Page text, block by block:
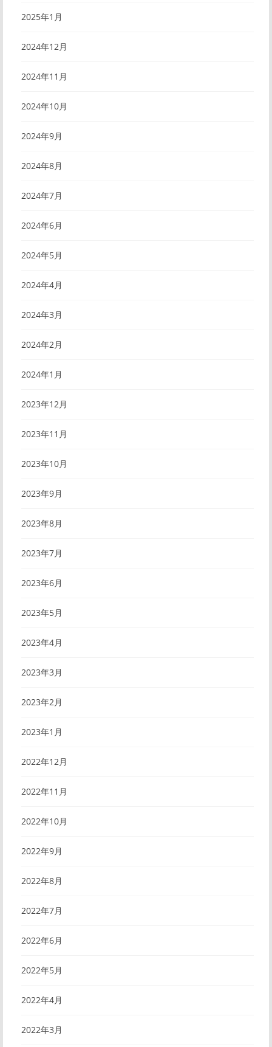
2025年1月
2024年12月
2024年11月
2024年10月
2024年9月
2024年8月
2024年7月
2024年6月
2024年5月
2024年4月
2024年3月
2024年2月
2024年1月
2023年12月
2023年11月
2023年10月
2023年9月
2023年8月
2023年7月
2023年6月
2023年5月
2023年4月
2023年3月
2023年2月
2023年1月
2022年12月
2022年11月
2022年10月
2022年9月
2022年8月
2022年7月
2022年6月
2022年5月
2022年4月
2022年3月